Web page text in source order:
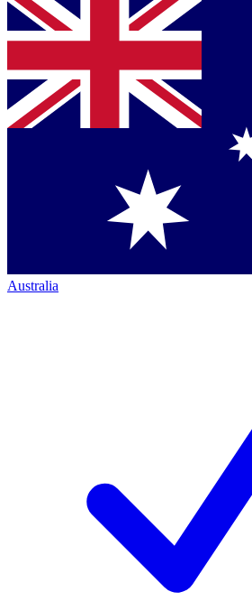
Australia